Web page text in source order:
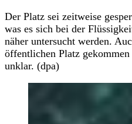
Der Platz sei zeitweise
was es sich bei der
näher untersucht werden.
öffentlichen Platz
unklar. (dpa)